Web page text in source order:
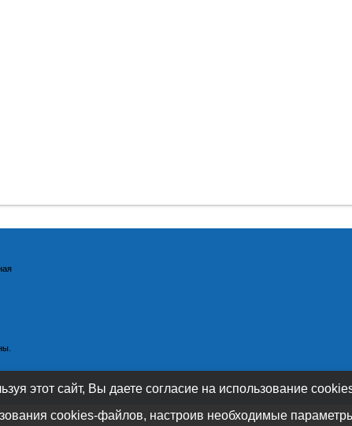
этот сайт, Вы даете согласие на использование
cookies-файлов, настроив необходимые